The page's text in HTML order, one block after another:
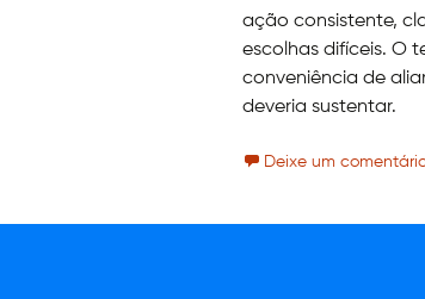
ação consistente,
escolhas difíceis. O
conveniência de
deveria sustentar.
Deixe um